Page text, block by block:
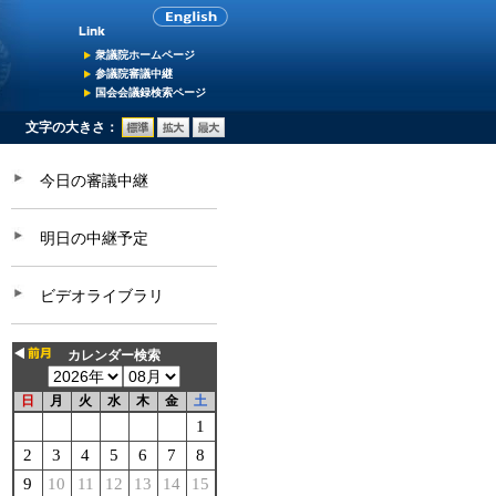
衆議院ホームページ
参議院審議中継
国会会議録検索ページ
文字の大きさ：
今日の審議中継
明日の中継予定
ビデオライブラリ
カレンダー検索
日 月 火 水 木 金 土
1
2
3 4 5 6 7
8
9
10 11 12 13 14
15